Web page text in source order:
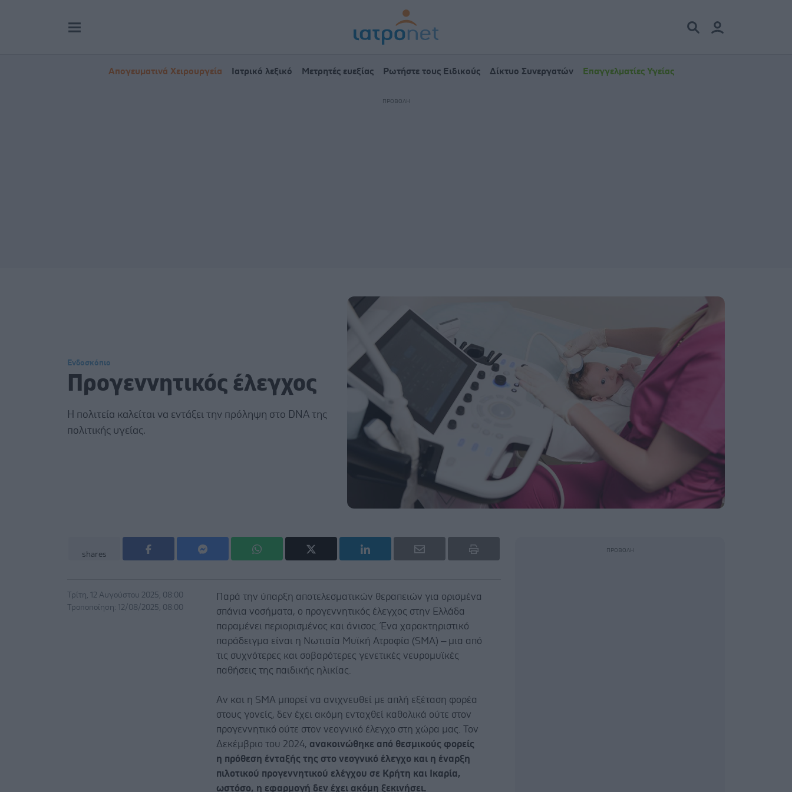
Απογευματινά Χειρουργεία Ιατρικό λεξικό Μετρητές ευεξίας Ρωτήστε τους Ειδικούς Δίκτυο Συνεργατών Επαγγελματίες Υγείας
Ενδοσκόπιο
Προγεννητικός έλεγχος
Η πολιτεία καλείται να εντάξει την πρόληψη στο DNA της
πολιτικής υγείας.
shares
Τρίτη, 12 Αυγούστου 2025, 08:00
Τροποποίηση: 12/08/2025, 08:00
Παρά την ύπαρξη αποτελεσματικών θεραπειών για ορισμένα
σπάνια νοσήματα, ο προγεννητικός έλεγχος στην Ελλάδα
παραμένει περιορισμένος και άνισος. Ένα χαρακτηριστικό
παράδειγμα είναι η Νωτιαία Μυϊκή Ατροφία (SMA) – μια από
τις συχνότερες και σοβαρότερες γενετικές νευρομυϊκές
παθήσεις της παιδικής ηλικίας.
Αν και η SMA μπορεί να ανιχνευθεί με απλή εξέταση φορέα
στους γονείς, δεν έχει ακόμη ενταχθεί καθολικά ούτε στον
προγεννητικό ούτε στον νεογνικό έλεγχο στη χώρα μας. Τον
Δεκέμβριο του 2024, ανακοινώθηκε από θεσμικούς φορείς
η πρόθεση ένταξής της στο νεογνικό έλεγχο και η έναρξη
πιλοτικού προγεννητικού ελέγχου σε Κρήτη και Ικαρία,
ωστόσο, η εφαρμογή δεν έχει ακόμη ξεκινήσει.